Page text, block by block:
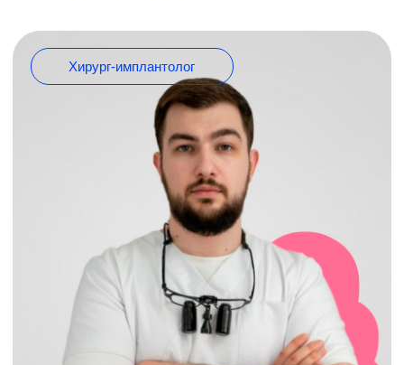
8 (8652) 753-753
Консультация
artcuratio@yandex.ru